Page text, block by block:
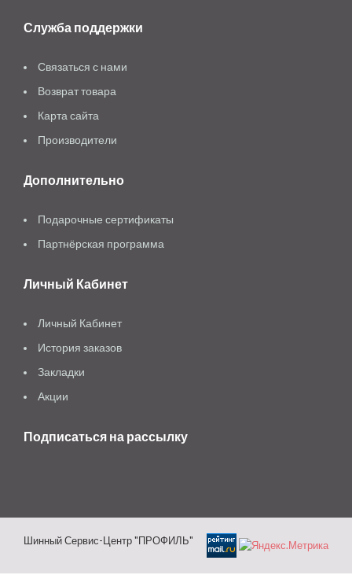
Служба поддержки
Связаться с нами
Возврат товара
Карта сайта
Производители
Дополнительно
Подарочные сертификаты
Партнёрская программа
Личный Кабинет
Личный Кабинет
История заказов
Закладки
Акции
Подписаться на рассылку
Шинный Сервис-Центр "ПРОФИЛЬ"